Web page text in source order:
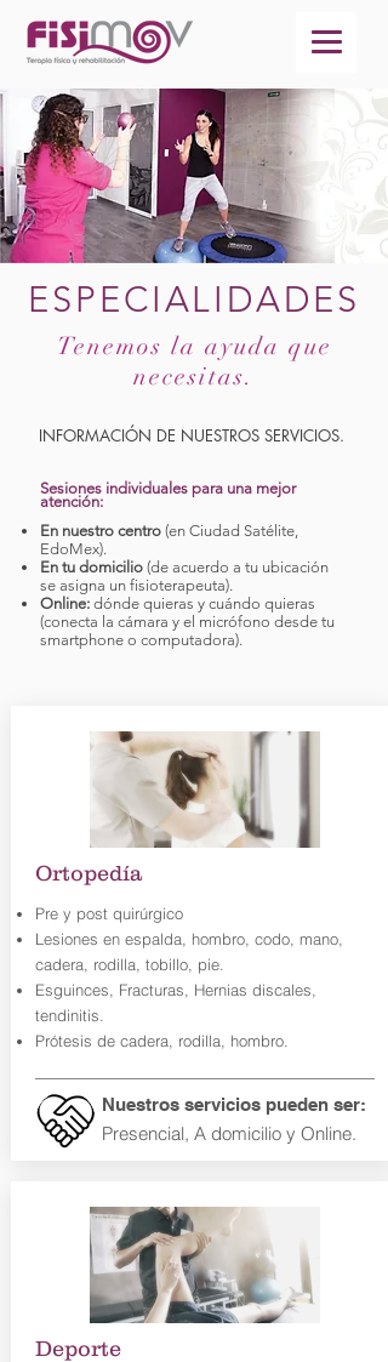
¡Llámanos!
ESPECIALIDADES
Tenemos la ayuda que
necesitas.
INFORMACIÓN DE NUESTROS SERVICIOS.
Sesiones individuales para una mejor
atención:
En nuestro centro (en Ciudad Satélite,
EdoMex).
En tu domicilio (de acuerdo a tu ubicación
se asigna un fisioterapeuta).
Online: dónde quieras y cuándo quieras
(conecta la cámara y el micrófono desde tu
smartphone o computadora).
Ortopedía
Pre y post quirúrgico
Lesiones en espalda, hombro, codo, mano,
cadera, rodilla, tobillo, pie.
Esguinces, Fracturas, Hernias discales,
tendinitis.
Prótesis de cadera, rodilla, hombro.
Nuestros servicios pueden ser:
Presencial, A domicilio y Online.
Deporte